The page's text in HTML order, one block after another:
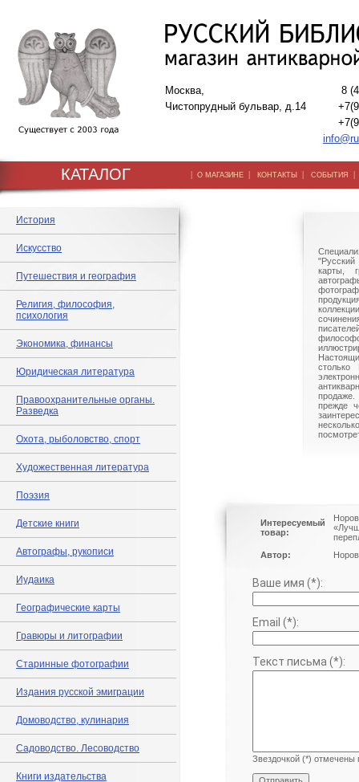
Москва,
Чистопрудный бульвар, д.14
8
КАТАЛОГ | О МАГАЗИНЕ | КОНТАКТЫ | СОБЫТИЯ
История
Искусство
Путешествия и география
Религия, философия,
психология
Экономика, финансы
Юридическая литература
Правоохранительные органы.
Разведка
Охота, рыболовство, спорт
Художественная литература
Поэзия
Детские книги
Автографы, рукописи
Иудаика
Географические карты
Гравюры и литографии
Старинные фотографии
Издания русской эмиграции
Домоводство, кулинария
Садоводство. Лесоводство
Книги издательства
"Русский
карты,
столько
прежде
Интересуемый
товар:
Автор:
Ваше имя (*):
Email (*):
Текст письма (*):
Звездочкой (*) отмечены